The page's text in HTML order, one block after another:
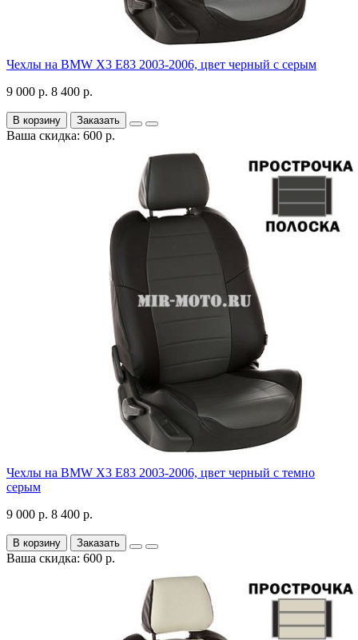
Чехлы на BMW X3 E83 2003-2006, цвет черный с серым
9 000 р. 8 400 р.
В корзину Заказать
Ваша скидка: 600 р.
Чехлы на BMW X3 E83 2003-2006, цвет черный с темно
серым
9 000 р. 8 400 р.
В корзину Заказать
Ваша скидка: 600 р.